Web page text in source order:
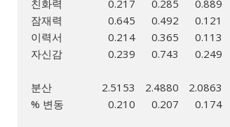
친화력
0.217 0.285 0.889
잠재력
0.645 0.492 0.121
이력서
0.214 0.365 0.113
자신감
0.239 0.743 0.249
분산 2.5153 2.4880 2.0863
% 변동
0.210 0.207 0.174